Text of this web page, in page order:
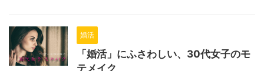
婚活
「婚活」にふさわしい、30代女子のモ
テメイク